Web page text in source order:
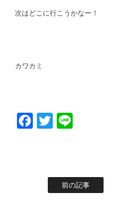
次はどこに行こうかなー！
カワカミ
Facebook
Twitter
前の記事